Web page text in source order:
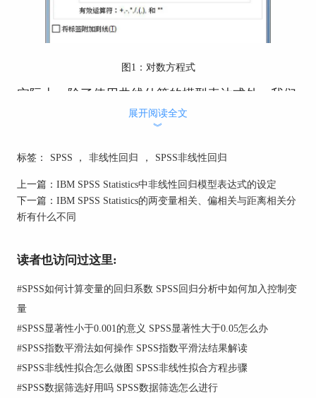
图1：对数方程式
实际上，除了使用曲线估算的模型表达式外，我们
也可根据数据分布的特点选择使用不同的回归方
程。图2所示包含了部分常用的SPSS模型表达式。
二、代入对数方程式
接下来，开启SPSS的非线性回归。
展开阅读全文
︾
标签： SPSS ， 非线性回归 ， SPSS非线性回归
上一篇： IBM SPSS Statistics中非线性回归模型表达式的设定
下一篇： IBM SPSS Statistics的两变量相关、偏相关与距离相关分
析有什么不同
读者也访问过这里:
#SPSS如何计算变量的回归系数 SPSS回归分析中如何加入控制变
量
#SPSS显著性小于0.001的意义 SPSS显著性大于0.05怎么办
#SPSS指数平滑法如何操作 SPSS指数平滑法结果解读
#SPSS非线性拟合怎么做图 SPSS非线性拟合方程步骤
#SPSS数据筛选好用吗 SPSS数据筛选怎么进行